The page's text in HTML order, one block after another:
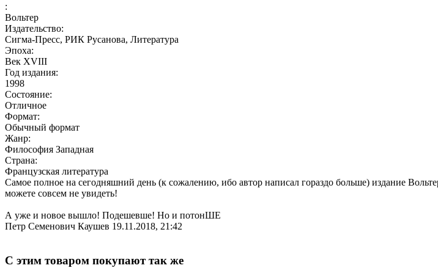
:
Вольтер
Издательство:
Сигма-Пресс, РИК Русанова, Литература
Эпоха:
Век XVIII
Год издания:
1998
Состояние:
Отличное
Формат:
Обычный формат
Жанр:
Философия Западная
Страна:
Французская литература
Самое полное на сегодняшний день (к сожалению, ибо автор написал гораздо больше) издание
можете совсем не увидеть!
А уже и новое вышло! Подешевше! Но и потонШЕ
Петр Семенович Каушев 19.11.2018, 21:42
С этим товаром покупают так же